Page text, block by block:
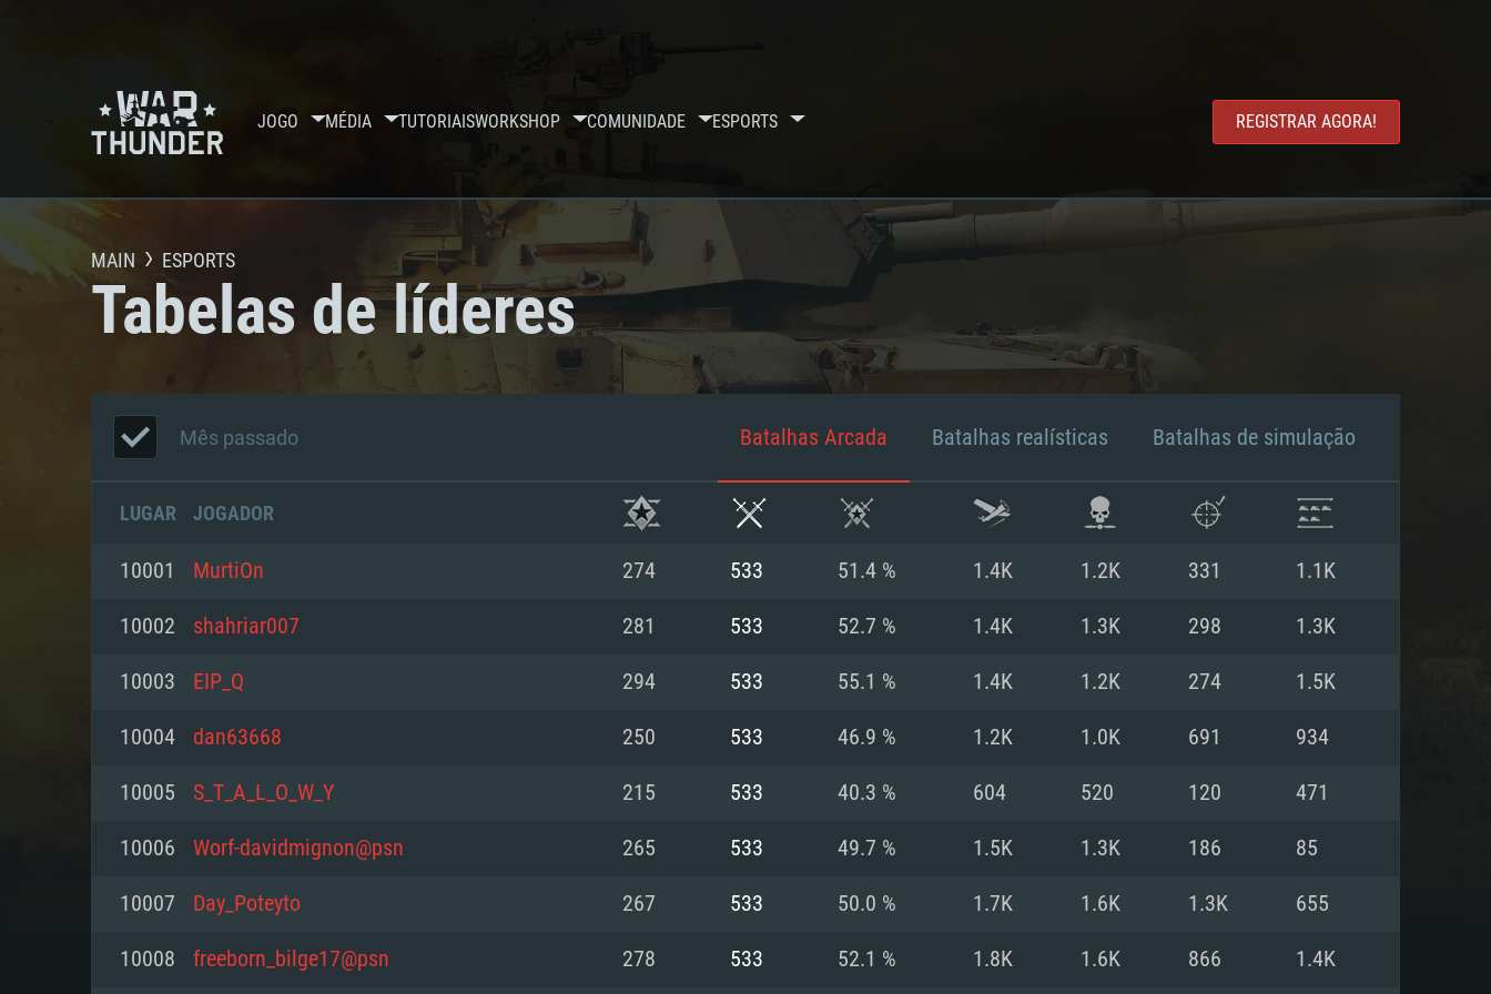
JOGO MÉDIA TUTORIAISWORKSHOP COMUNIDADE ESPORTS REGISTRAR AGORA!
REQUERIMENTOS DE SISTEMA
MAIN ESPORTS
Tabelas de líderes
Mês passado Batalhas Arcada Batalhas realísticas Batalhas de simulação
LUGAR JOGADOR
10001 MurtiOn 274 533 51.4 % 1.4K 1.2K 331 1.1K
10002 shahriar007 281 533 52.7 % 1.4K 1.3K 298 1.3K
10003 EIP_Q 294 533 55.1 % 1.4K 1.2K 274 1.5K
10004 dan63668 250 533 46.9 % 1.2K 1.0K 691 934
10005 S_T_A_L_O_W_Y 215 533 40.3 % 604 520 120 471
10006 Worf-davidmignon@psn 265 533 49.7 % 1.5K 1.3K 186 85
10007 Day_Poteyto 267 533 50.0 % 1.7K 1.6K 1.3K 655
10008 freeborn_bilge17@psn 278 533 52.1 % 1.8K 1.6K 866 1.4K